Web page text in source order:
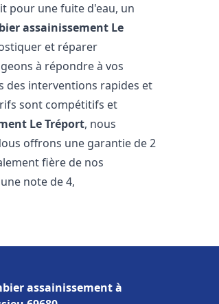
pour une fuite d'eau, un
assainissement Le
et réparer
à répondre à vos
des interventions rapides et
sont compétitifs et
Le Tréport, nous
offrons une garantie de 2
fière de nos
note de 4,
assainissement à